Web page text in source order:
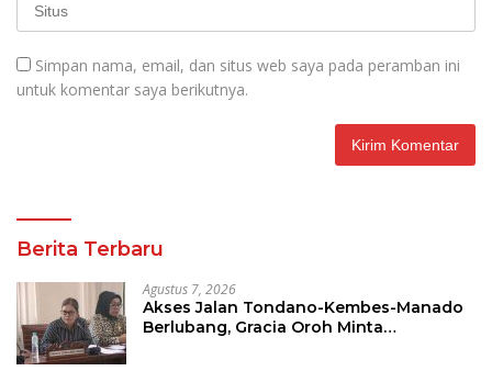
Simpan nama, email, dan situs web saya pada peramban ini
untuk komentar saya berikutnya.
Berita Terbaru
Agustus 7, 2026
Akses Jalan Tondano-Kembes-Manado
Berlubang, Gracia Oroh Minta